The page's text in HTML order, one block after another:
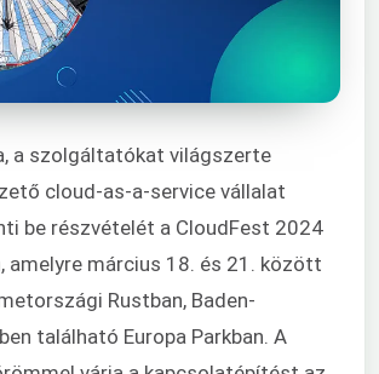
a szolgáltatókat világszerte
cloud-as-a-service vállalat
be részvételét a CloudFest 2024
amelyre március 18. és 21. között
Rustban, Baden-
található Europa Parkban. A